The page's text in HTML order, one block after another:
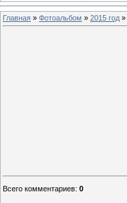
Главная » Фотоальбом » 2015 год »
Всего комментариев: 0